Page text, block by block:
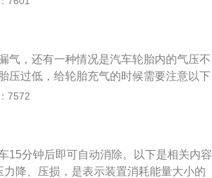
箱放置太多的东西，尽量不要放东西，
轮胎压力缺失，因为车身过重会使轮胎压
之就会对轮胎造成伤害。
气，还有一种情况是汽车轮胎内的气压不
压过低，给轮胎充气的时候需要注意以下
压表检查气压，以免因充气过多，使轮
门嘴：气门嘴和气门芯如果配合不平
不便充气和量气压。4、充气要注意清
以防内胎橡胶变质损坏。
7572
15分钟后即可自动消除。以下是相关内容
降、压损，是表示装置消耗能量大小的